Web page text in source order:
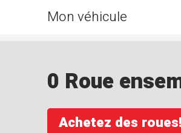
Mon véhicule
0 Roue
Achetez des roues!